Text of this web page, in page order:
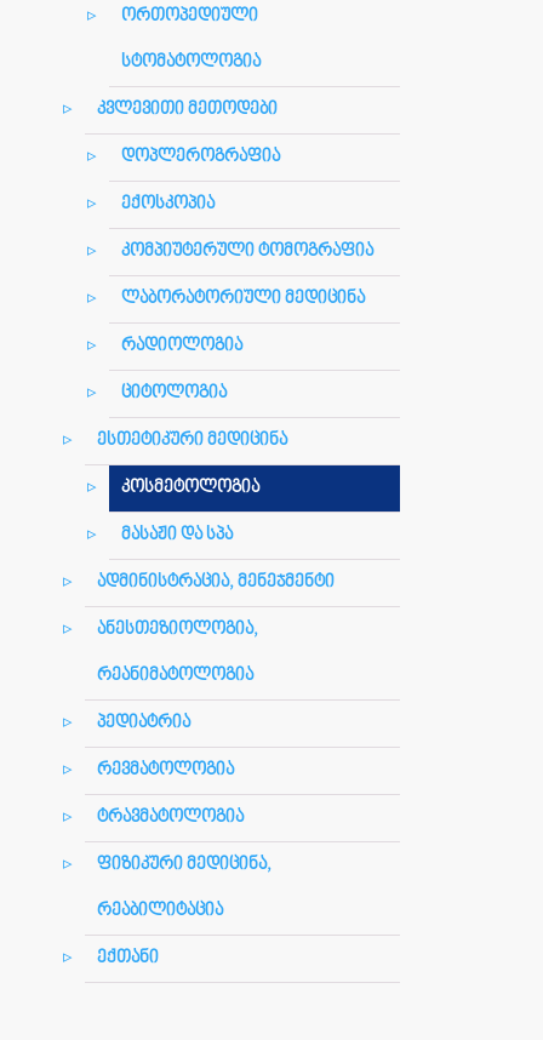
ორთოპედიული
სტომატოლოგია
კვლევითი მეთოდები
დოპლეროგრაფია
ექოსკოპია
კომპიუტერული ტომოგრაფია
ლაბორატორიული მედიცინა
რადიოლოგია
ციტოლოგია
ესთეტიკური მედიცინა
კოსმეტოლოგია
მასაჟი და სპა
ადმინისტრაცია, მენეჯმენტი
ანესთეზიოლოგია,
რეანიმატოლოგია
პედიატრია
რევმატოლოგია
ტრავმატოლოგია
ფიზიკური მედიცინა,
რეაბილიტაცია
ექთანი